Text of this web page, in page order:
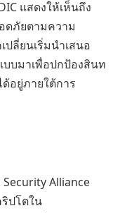
แสดงให้เห็นถึง
ดภัยตามความ
ลี่ยนเริ่มนำเสนอ
บมาเพื่อปกป้องสินท
อยู่ภายใต้การ
Alliance
ปโตใน